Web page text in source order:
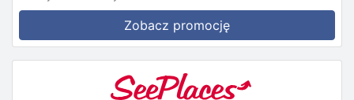
Zobacz promocję